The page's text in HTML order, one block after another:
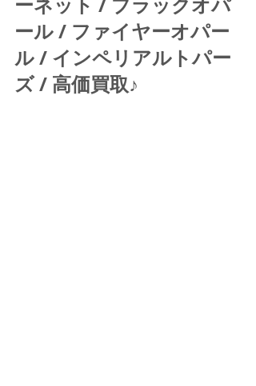
ール / ファイヤーオパー
ル / インペリアルトパー
ズ / 高価買取♪